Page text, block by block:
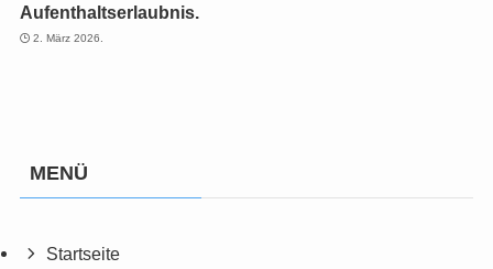
Aufenthaltserlaubnis.
2. März 2026.
MENÜ
Startseite